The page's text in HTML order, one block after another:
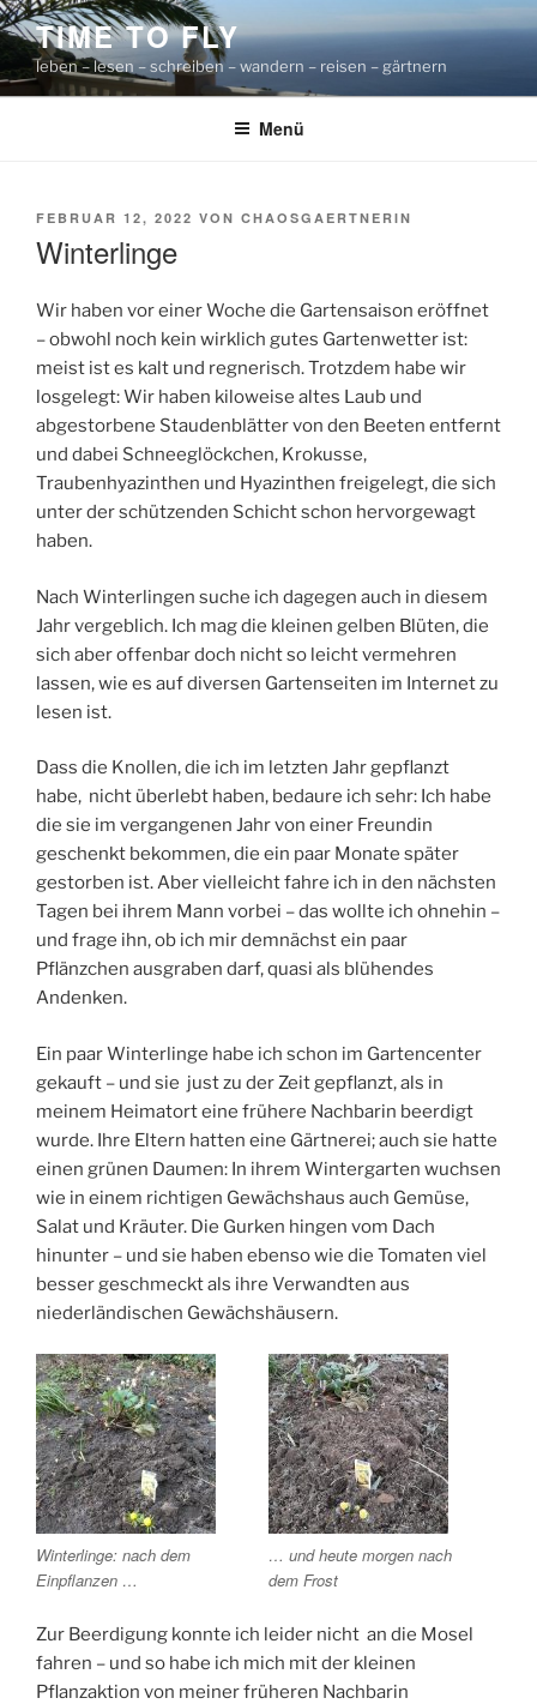
Zum
Inhalt
springen
TIME TO FLY
leben – lesen – schreiben – wandern – reisen – gärtnern
Menü
VERÖFFENTLICHT
FEBRUAR 12, 2022 VON CHAOSGAERTNERIN
Winterlinge
Wir haben vor einer Woche die Gartensaison eröffnet
– obwohl noch kein wirklich gutes Gartenwetter ist:
meist ist es kalt und regnerisch. Trotzdem habe wir
losgelegt: Wir haben kiloweise altes Laub und
abgestorbene Staudenblätter von den Beeten entfernt
und dabei Schneeglöckchen, Krokusse,
Traubenhyazinthen und Hyazinthen freigelegt, die sich
unter der schützenden Schicht schon hervorgewagt
haben.
Nach Winterlingen suche ich dagegen auch in diesem
Jahr vergeblich. Ich mag die kleinen gelben Blüten, die
sich aber offenbar doch nicht so leicht vermehren
lassen, wie es auf diversen Gartenseiten im Internet zu
lesen ist.
Dass die Knollen, die ich im letzten Jahr gepflanzt
habe, nicht überlebt haben, bedaure ich sehr: Ich habe
die sie im vergangenen Jahr von einer Freundin
geschenkt bekommen, die ein paar Monate später
gestorben ist. Aber vielleicht fahre ich in den nächsten
Tagen bei ihrem Mann vorbei – das wollte ich ohnehin –
und frage ihn, ob ich mir demnächst ein paar
Pflänzchen ausgraben darf, quasi als blühendes
Andenken.
Ein paar Winterlinge habe ich schon im Gartencenter
gekauft – und sie just zu der Zeit gepflanzt, als in
meinem Heimatort eine frühere Nachbarin beerdigt
wurde. Ihre Eltern hatten eine Gärtnerei; auch sie hatte
einen grünen Daumen: In ihrem Wintergarten wuchsen
wie in einem richtigen Gewächshaus auch Gemüse,
Salat und Kräuter. Die Gurken hingen vom Dach
hinunter – und sie haben ebenso wie die Tomaten viel
besser geschmeckt als ihre Verwandten aus
niederländischen Gewächshäusern.
Winterlinge: nach dem
Einpflanzen …
… und heute morgen nach
dem Frost
Zur Beerdigung konnte ich leider nicht an die Mosel
fahren – und so habe ich mich mit der kleinen
Pflanzaktion von meiner früheren Nachbarin